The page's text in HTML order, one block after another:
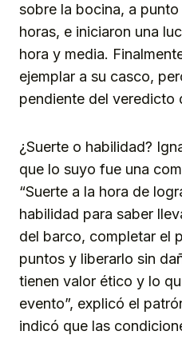
sobre la bocina, a punto
horas, e iniciaron una
hora y media.
ejemplar a su casco,
pendiente del veredicto
¿Suerte o habilidad?
que lo suyo fue una
“Suerte a la hora de
habilidad para saber
del barco, completar el
puntos y liberarlo sin
tienen valor ético y lo
evento”, explicó el
indicó que las